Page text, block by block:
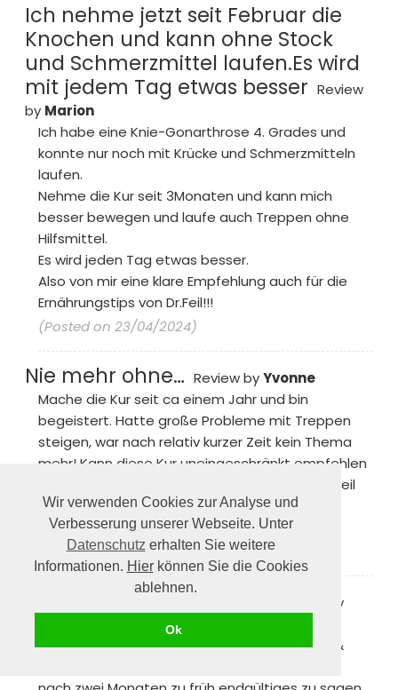
Wir verwenden Cookies zur Analyse und
Verbesserung unserer Webseite. Unter
Datenschutz erhalten Sie weitere
Informationen. Hierkönnen Sie die Cookies
ablehnen.
Ok
Ich nehme jetzt seit Februar die
Knochen und kann ohne Stock
und Schmerzmittel laufen.Es wird
mit jedem Tag etwas besser Review
by Marion
Ich habe eine Knie-Gonarthrose 4. Grades und
konnte nur noch mit Krücke und Schmerzmitteln
laufen.
Nehme die Kur seit 3Monaten und kann mich
besser bewegen und laufe auch Treppen ohne
Hilfsmittel.
Es wird jeden Tag etwas besser.
Also von mir eine klare Empfehlung auch für die
Ernährungstips von Dr.Feil!!!
(Posted on 23/04/2024)
Nie mehr ohne… Review byYvonne
Mache die Kur seit ca einem Jahr und bin
begeistert. Hatte große Probleme mit Treppen
steigen, war nach relativ kurzer Zeit kein Thema
mehr! Kann diese Kur uneingeschränkt empfehlen
und bleibe weiterhin dabei. Vielen Dank an Dr.Feil
und sein Team!!!
PS die täglichen Mails sind großartig !
(Posted on 21/04/2024)
hoffnungsvolle Therapie
Review by
mit meinem Entschluss betreffende Knorpel &